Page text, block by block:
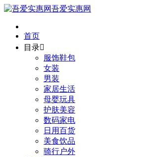
吾爱实惠网
首页
目录
服饰鞋包
女装
男装
家居生活
母婴玩具
护肤美容
数码家电
日用百货
美食饮品
骑行户外